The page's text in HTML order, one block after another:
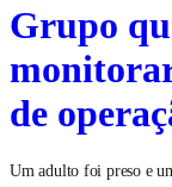
Grupo
de
Um adulto foi preso e